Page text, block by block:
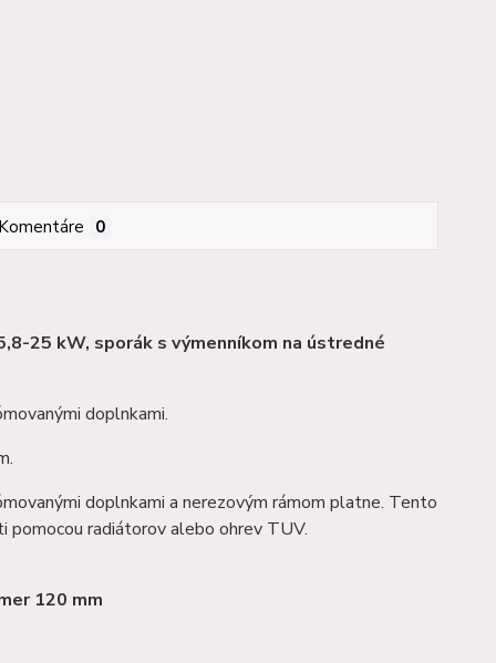
0
25 kW, sporák s výmenníkom na ústredné
doplnkami.
doplnkami a nerezovým rámom platne. Tento
pomocou radiátorov alebo ohrev TUV.
120 mm